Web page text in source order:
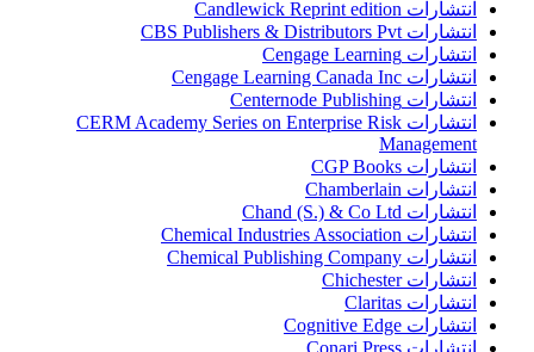
انتشارات Candlewick Reprint edition
انتشارات CBS Publishers & Distributors Pvt
انتشارات Cengage Learning
انتشارات Cengage Learning Canada Inc
انتشارات Centernode Publishing
انتشارات CERM Academy Series on Enterprise Risk
Management
انتشارات CGP Books
انتشارات Chamberlain
انتشارات Chand (S.) & Co Ltd
انتشارات Chemical Industries Association
انتشارات Chemical Publishing Company
انتشارات Chichester
انتشارات Claritas
انتشارات Cognitive Edge
انتشارات Conari Press